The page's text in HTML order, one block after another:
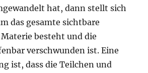
hat, dann stellt sich
das gesamte sichtbare
besteht und die
verschwunden ist. Eine
ist, dass die Teilchen und